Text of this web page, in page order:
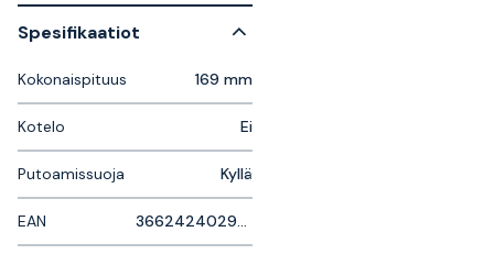
Spesifikaatiot
Kokonaispituus 169 mm
Kotelo Ei
Putoamissuoja Kyllä
EAN 3662424029493